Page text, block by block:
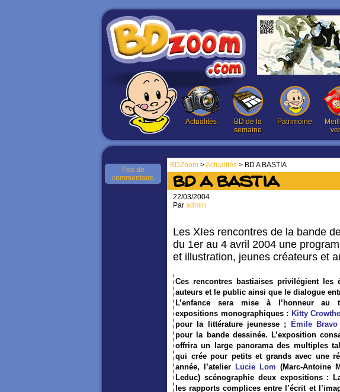
Actualités
BD de la
semaine
Patrimoine
BDZoom >Actualités > BD A BASTIA
Pas de
commentaire
BD A BASTIA
22/03/2004
Par admin
Les XIes rencontres de la bande
du 1er au 4 avril 2004 une
et illustration, jeunes créateurs et
Ces rencontres bastiaises privilégient les
auteurs et le public ainsi que le dialogue
L’enfance sera mise à l’honneur au
expositions monographiques : Kitty
pour la littérature jeunesse ;
Émile Bravo
pour la bande dessinée. L’exposition
offrira un large panorama des multiples
qui crée pour petits et grands avec une
année, l’atelier Lucie Lom (Marc-Antoine
Leduc) scénographie deux expositions :
les rapports complices entre l’écrit et